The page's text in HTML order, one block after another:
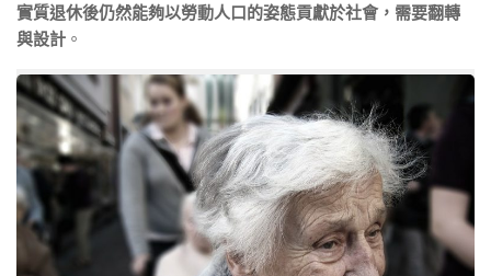
實質退休後仍然能夠以勞動人口的姿態貢獻於社會，需要翻轉
與設計 。